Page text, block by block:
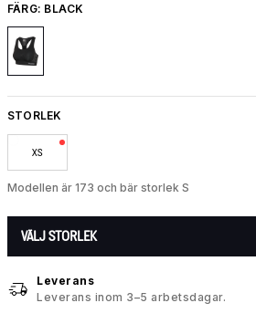
FÄRG: BLACK
STORLEK
XS
Modellen är 173 och bär storlek S
VÄLJ STORLEK
Leverans
Leverans inom 3–5 arbetsdagar.